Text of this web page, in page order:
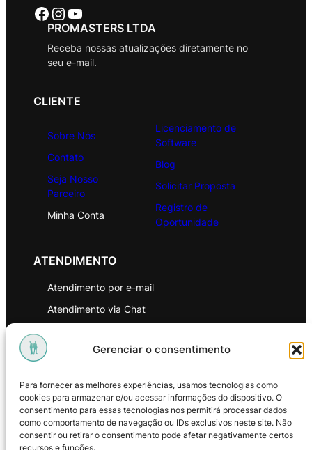
Gerenciar o consentimento
Para fornecer as melhores experiências, usamos tecnologias como
cookies para armazenar e/ou acessar informações do dispositivo. O
consentimento para essas tecnologias nos permitirá processar dados
como comportamento de navegação ou IDs exclusivos neste site. Não
consentir ou retirar o consentimento pode afetar negativamente certos
recursos e funções.
Facebook Instagram Youtube
PROMASTERS LTDA
Receba nossas atualizações diretamente no
seu e-mail.
CLIENTE
Sobre Nós
Contato
Seja Nosso
Parceiro
Minha Conta
Licenciamento de
Software
Blog
Solicitar Proposta
Registro de
Oportunidade
ATENDIMENTO
Atendimento por e-mail
Atendimento via Chat
Política de Privacidade
Política de Troca e Devoluções
Política de Reembolso